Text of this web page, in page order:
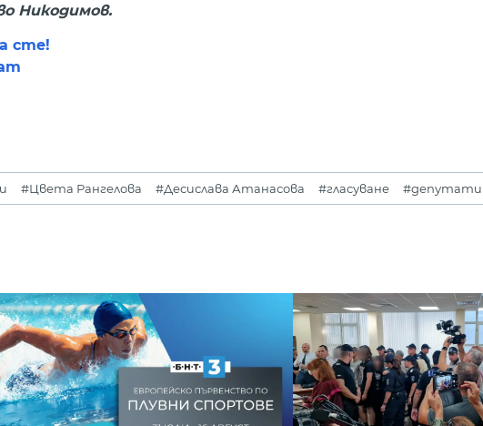
Никодимов.
сте!
#Цвета Рангелова #Десислава Атанасова #гласуване #депутати